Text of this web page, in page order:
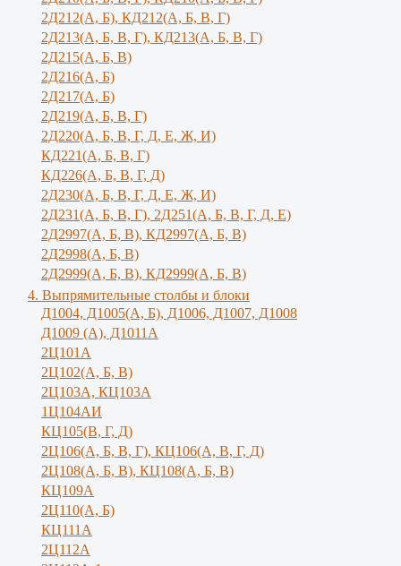
2Д212(А, Б), КД212(А, Б, В, Г)
2Д213(А, Б, В, Г), КД213(А, Б, В, Г)
2Д215(А, Б, В)
2Д216(А, Б)
2Д217(А, Б)
2Д219(А, Б, В, Г)
2Д220(А, Б, В, Г, Д, Е, Ж, И)
КД221(А, Б, В, Г)
КД226(А, Б, В, Г, Д)
2Д230(А, Б, В, Г, Д, Е, Ж, И)
2Д231(А, Б, В, Г), 2Д251(А, Б, В, Г, Д, E)
2Д2997(А, Б, В), КД2997(А, Б, В)
2Д2998(А, Б, В)
2Д2999(А, Б, В), КД2999(А, Б, В)
4. Выпрямительные столбы и блоки
Д1004, Д1005(А, Б), Д1006, Д1007, Д1008
Д1009 (А), Д1011А
2Ц101А
2Ц102(А, Б, В)
2Ц103А, КЦ103А
1Ц104АИ
КЦ105(В, Г, Д)
2Ц106(А, Б, В, Г), КЦ106(А, В, Г, Д)
2Ц108(А, Б, В), КЦ108(А, Б, В)
КЦ109А
2Ц110(А, Б)
КЦ111А
2Ц112А